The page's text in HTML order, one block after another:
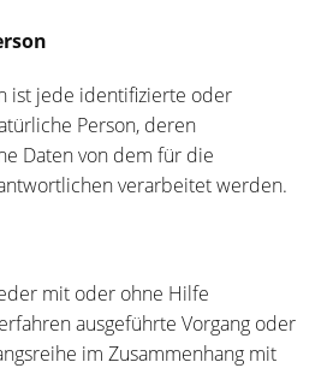
ist jede identifizierte oder
Person, deren
Daten von dem für die
verarbeitet werden.
mit oder ohne Hilfe
ausgeführte Vorgang oder
im Zusammenhang mit